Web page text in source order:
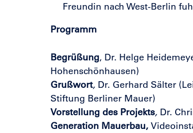
Freundin nach West-Berlin
Programm
Begrüßung, Dr. Helge
Hohenschönhausen)
Grußwort, Dr. Gerhard Sälter
Stiftung Berliner Mauer)
Vorstellung des Projekts, Dr.
Generation Mauerbau,